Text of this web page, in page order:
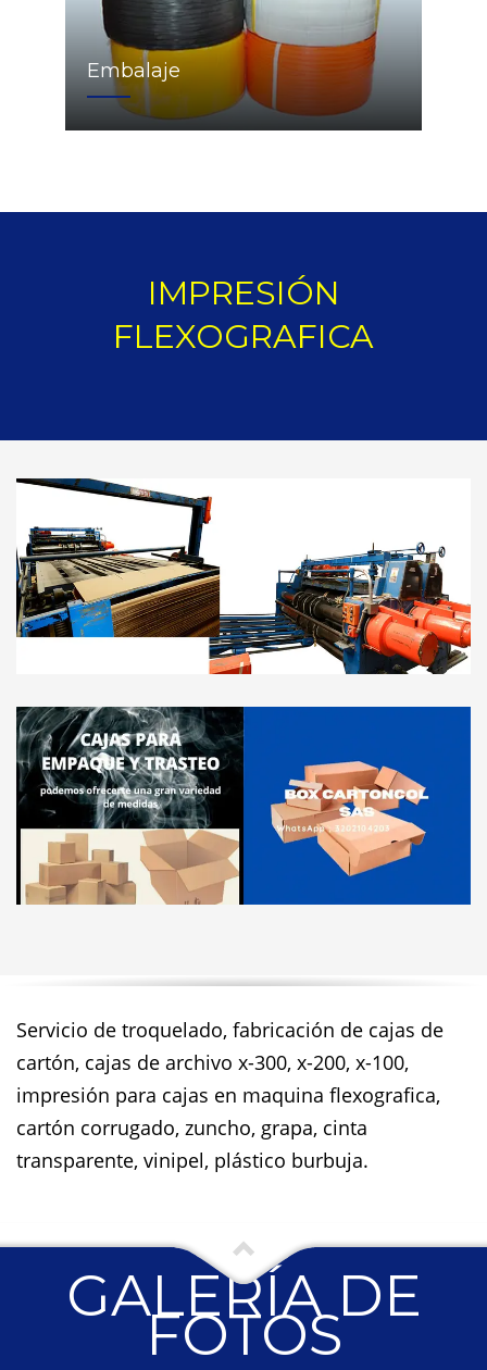
Embalaje
IMPRESIÓN
FLEXOGRAFICA
Servicio de troquelado, fabricación de cajas de
cartón, cajas de archivo x-300, x-200, x-100,
impresión para cajas en maquina flexografica,
cartón corrugado, zuncho, grapa, cinta
transparente, vinipel, plástico burbuja.
GALERÍA DE
FOTOS